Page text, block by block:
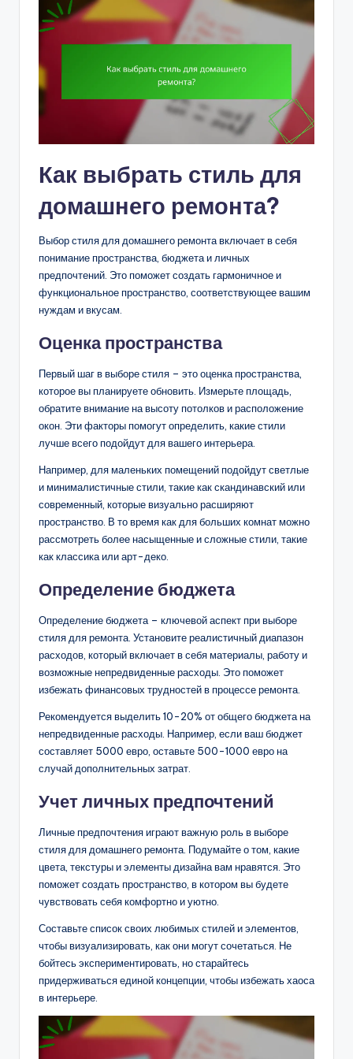
Как выбрать стиль для
домашнего ремонта?
Выбор стиля для домашнего ремонта включает в себя
понимание пространства, бюджета и личных
предпочтений. Это поможет создать гармоничное и
функциональное пространство, соответствующее вашим
нуждам и вкусам.
Оценка пространства
Первый шаг в выборе стиля – это оценка пространства,
которое вы планируете обновить. Измерьте площадь,
обратите внимание на высоту потолков и расположение
окон. Эти факторы помогут определить, какие стили
лучше всего подойдут для вашего интерьера.
Например, для маленьких помещений подойдут светлые
и минималистичные стили, такие как скандинавский или
современный, которые визуально расширяют
пространство. В то время как для больших комнат можно
рассмотреть более насыщенные и сложные стили, такие
как классика или арт-деко.
Определение бюджета
Определение бюджета – ключевой аспект при выборе
стиля для ремонта. Установите реалистичный диапазон
расходов, который включает в себя материалы, работу и
возможные непредвиденные расходы. Это поможет
избежать финансовых трудностей в процессе ремонта.
Рекомендуется выделить 10-20% от общего бюджета на
непредвиденные расходы. Например, если ваш бюджет
составляет 5000 евро, оставьте 500-1000 евро на
случай дополнительных затрат.
Учет личных предпочтений
Личные предпочтения играют важную роль в выборе
стиля для домашнего ремонта. Подумайте о том, какие
цвета, текстуры и элементы дизайна вам нравятся. Это
поможет создать пространство, в котором вы будете
чувствовать себя комфортно и уютно.
Составьте список своих любимых стилей и элементов,
чтобы визуализировать, как они могут сочетаться. Не
бойтесь экспериментировать, но старайтесь
придерживаться единой концепции, чтобы избежать хаоса
в интерьере.